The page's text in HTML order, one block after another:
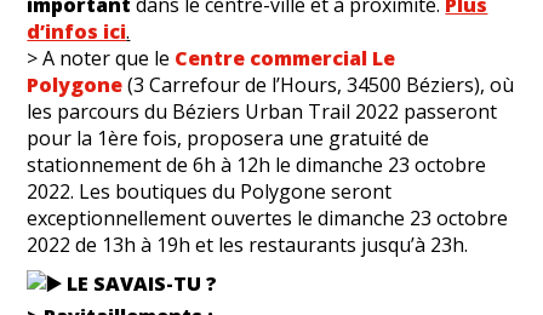
d’infos ici.
> A noter que le Centre commercial Le
Polygone(3 Carrefour de l’Hours, 34500 Béziers), où
les parcours du Béziers Urban Trail 2022 passeront
pour la 1ère fois, proposera une gratuité de
stationnement de 6h à 12h le dimanche 23 octobre
2022. Les boutiques du Polygone seront
exceptionnellement ouvertes le dimanche 23 octobre
2022 de 13h à 19h et les restaurants jusqu’à 23h.
LE SAVAIS-TU ?